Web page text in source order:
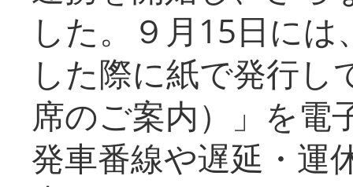
した。９月15日に
した際に紙で発行し
席のご案内）」を電
発車番線や遅延・運